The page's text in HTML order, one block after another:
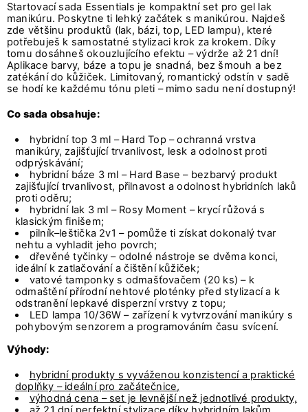
Startovací sada Essentials je kompaktní set pro gel lak
manikúru. Poskytne ti lehký začátek s manikúrou. Najdeš
zde většinu produktů (lak, bázi, top, LED lampu), které
potřebuješ k samostatné stylizaci krok za krokem. Díky
tomu dosáhneš okouzlujícího efektu – výdrže až 21 dní!
Aplikace barvy, báze a topu je snadná, bez šmouh a bez
zatékání do kůžiček. Limitovaný, romantický odstín v sadě
se hodí ke každému tónu pleti – mimo sadu není dostupný!
Co sada obsahuje:
hybridní top 3 ml – Hard Top – ochranná vrstva
manikúry, zajišťující trvanlivost, lesk a odolnost proti
odprýskávání;
hybridní báze 3 ml – Hard Base – bezbarvý produkt
zajišťující trvanlivost, přilnavost a odolnost hybridních laků
proti oděru;
hybridní lak 3 ml – Rosy Moment – krycí růžová s
klasickým finišem;
pilník–leštička 2v1 – pomůže ti získat dokonalý tvar
nehtu a vyhladit jeho povrch;
dřevěné tyčinky – odolné nástroje se dvěma konci,
ideální k zatlačování a čištění kůžiček;
vatové tamponky s odmašťovačem (20 ks) – k
odmaštění přírodní nehtové ploténky před stylizací a k
odstranění lepkavé disperzní vrstvy z topu;
LED lampa 10/36W – zařízení k vytvrzování manikúry s
pohybovým senzorem a programováním času svícení.
Výhody:
hybridní produkty s vyváženou konzistencí a praktické
doplňky – ideální pro začátečnice,
výhodná cena – set je levnější než jednotlivé produkty,